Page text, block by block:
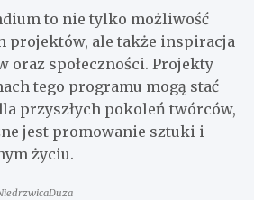
to nie tylko możliwość
projektów, ale także inspiracja
oraz społeczności. Projekty
tego programu mogą stać
przyszłych pokoleń twórców,
jest promowanie sztuki i
życiu.